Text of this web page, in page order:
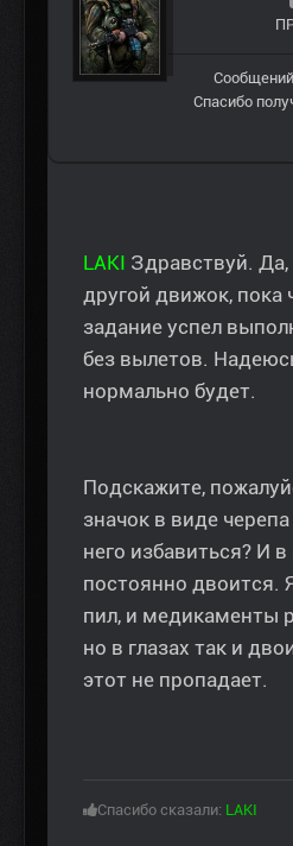
Спасибо
LAKI Здравствуй. Да,
другой движок, пока
задание успел
без вылетов.
нормально будет.
Подскажите,
значок в виде
него избавиться? И
постоянно двоится.
пил, и медикаменты
но в глазах так и
этот не пропадает.
Спасибо сказали: LAKI